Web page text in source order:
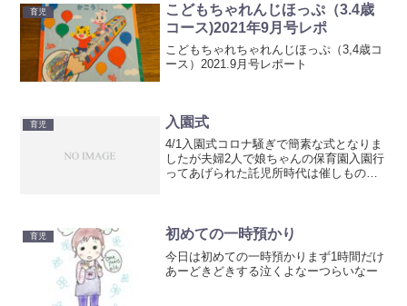
育児
こどもちゃれんじほっぷ（3.4歳
コース)2021年9月号レポ
こどもちゃれちゃれんじほっぷ（3,4歳コ
ース）2021.9月号レポート
育児 入園式
4/1入園式コロナ騒ぎで簡素な式となりま
したが夫婦2人で娘ちゃんの保育園入園行
ってあげられた託児所時代は催しもの一
もだちの輪に入って...
育児 初めての一時預かり
今日は初めての一時預かりまず1時間だけ
あーどきどきする泣くよなーつらいなー